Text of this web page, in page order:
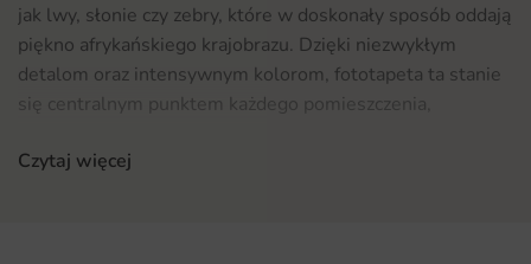
jak lwy, słonie czy zebry, które w doskonały sposób oddają
piękno afrykańskiego krajobrazu. Dzięki niezwykłym
detalom oraz intensywnym kolorom, fototapeta ta stanie
się centralnym punktem każdego pomieszczenia,
Czytaj więcej